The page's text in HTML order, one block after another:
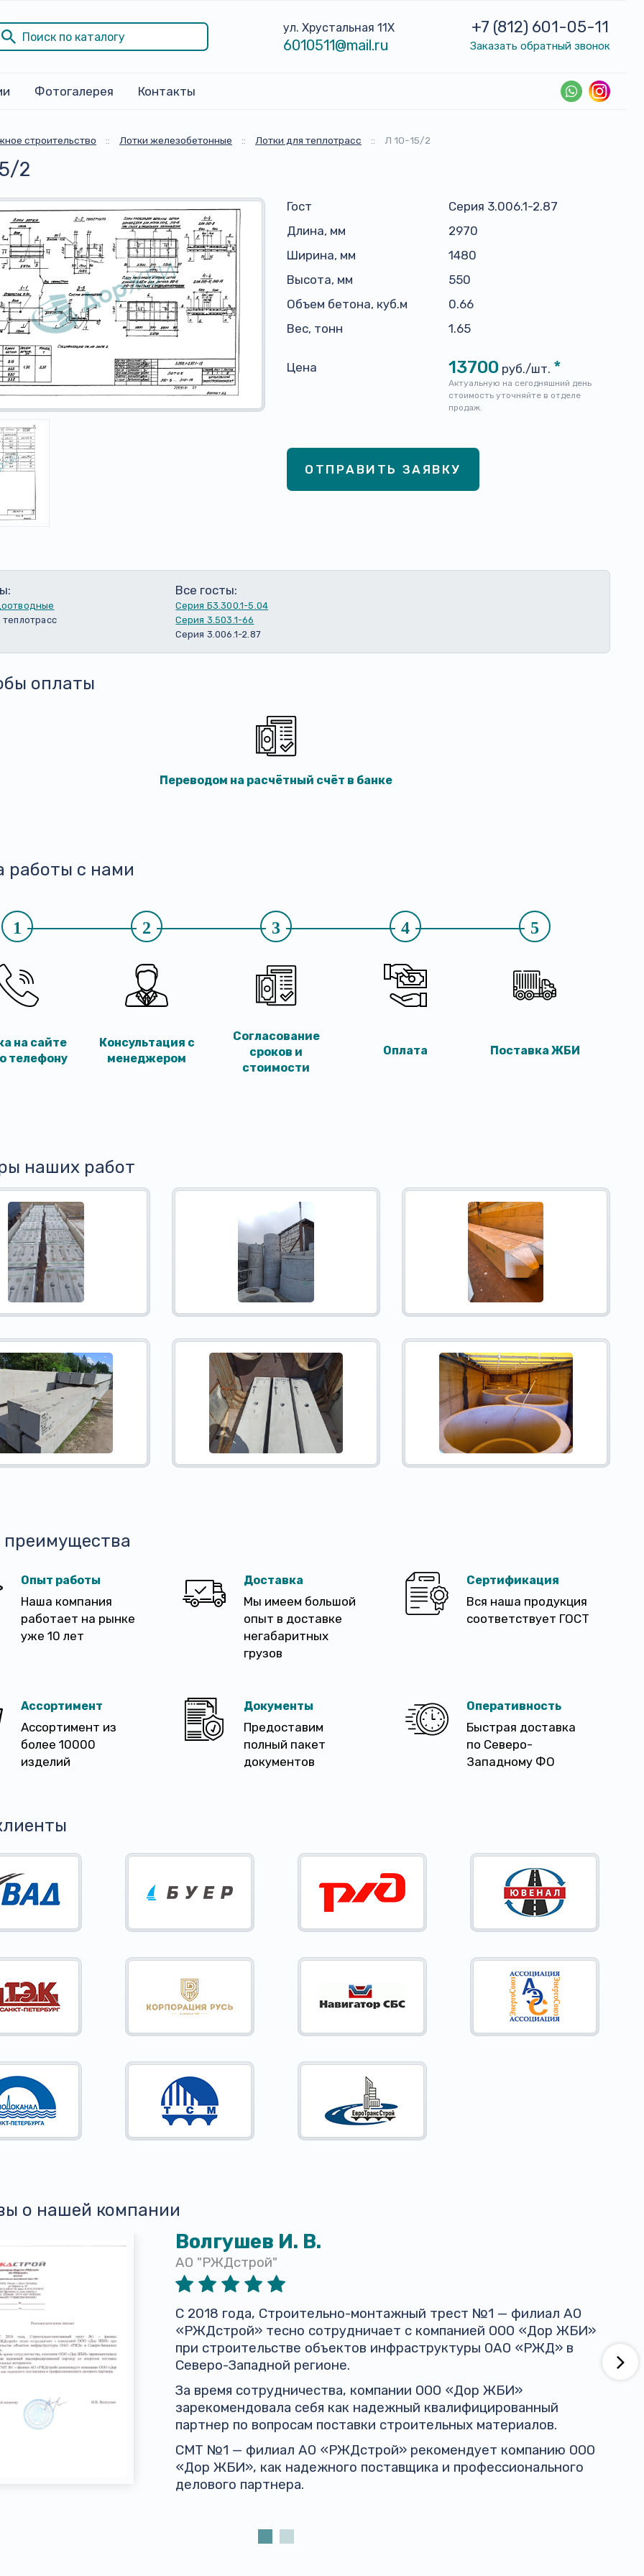
ул. Хрустальная 11Х
6010511@mail.ru
+7 (812) 601-05-11
Заказать обратный звонок
Фотогалерея Контакты
строительство :: Лотки железобетонные :: Лотки для теплотрасс :: Л 10-15/2
2
Гост
Серия 3.006.1-2.87
Длина, мм
2970
Ширина, мм
1480
Высота, мм
550
Объем бетона, куб.м
0.66
Вес, тонн
1.65
Цена 13700 руб./шт. *
Актуальную на сегодняшний день
стоимость уточняйте в отделе
продаж.
ОТПРАВИТЬ ЗАЯВКУ
Все госты:
Серия Б3.300.1-5.04
Серия 3.503.1-66
Серия 3.006.1-2.87
оплаты
Переводом на расчётный счёт в банке
работы с нами
1
на сайте
телефону
2
Консультация с
менеджером
3
Согласование
сроков и
стоимости
4
Оплата
5
Поставка ЖБИ
наших работ
Опыт работы
Наша компания
работает на рынке
уже 10 лет
Доставка
Мы имеем большой
опыт в доставке
негабаритных
грузов
Сертификация
Вся наша продукция
соответствует ГОСТ
Ассортимент
Ассортимент из
более 10000
изделий
Документы
Предоставим
полный пакет
документов
Оперативность
Быстрая доставка
по Северо-
Западному ФО
о нашей компании
Волгушев И. В.
АО "РЖДстрой"
С 2018 года, Строительно-монтажный трест №1 — филиал АО
«РЖДстрой» тесно сотрудничает с компанией ООО «Дор ЖБИ»
при строительстве объектов инфраструктуры ОАО «РЖД» в
Северо-Западной регионе.
За время сотрудничества, компании ООО «Дор ЖБИ»
зарекомендовала себя как надежный квалифицированный
партнер по вопросам поставки строительных материалов.
СМТ №1 — филиал АО «РЖДстрой» рекомендует компанию ООО
«Дор ЖБИ», как надежного поставщика и профессионального
делового партнера.